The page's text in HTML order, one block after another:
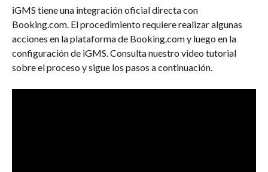
iGMS tiene una integración oficial directa con
Booking.com. El procedimiento requiere realizar algunas
acciones en la plataforma de Booking.com y luego en la
configuración de iGMS. Consulta nuestro video tutorial
sobre el proceso y sigue los pasos a continuación.